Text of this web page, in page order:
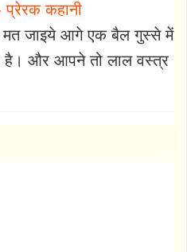
प्रेरक कहानी
मत जाइये आगे एक बैल गुस्से में
है। और आपने तो लाल वस्त्र